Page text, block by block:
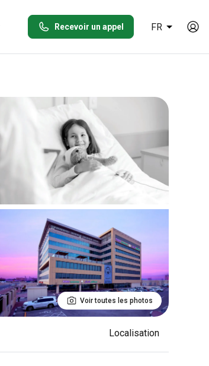
Recevoir un appel FR
Voir toutes les photos
Localisation